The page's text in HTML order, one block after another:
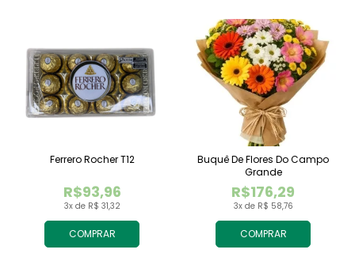
COMPRAR
3x de R$ 31,32
R$93,96
Ferrero Rocher T12
COMPRAR
3x de R$ 58,76
R$176,29
Buquê De Flores Do Campo
Grande